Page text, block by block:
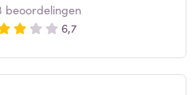
beoordelingen
6,7